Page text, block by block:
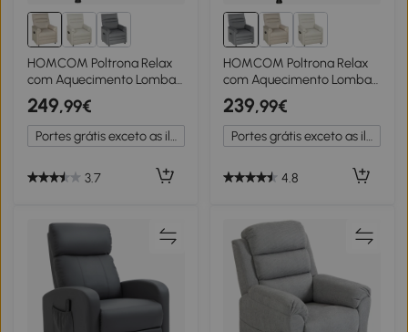
HOMCOM Poltrona Relax
com Aquecimento Lombar
e Massagem por Vibração
Reclinável USB e Função de
Memória 82x99x106 cm
Bege
249,99€
Portes grátis exceto as ilhas
3.7
HOMCOM Poltrona Relax
com Aquecimento Lombar
e Massagem por Vibração
Reclinável Função de
Memória 82x99x106 cm
Cinzento
239,99€
Portes grátis exceto as ilhas
4.8